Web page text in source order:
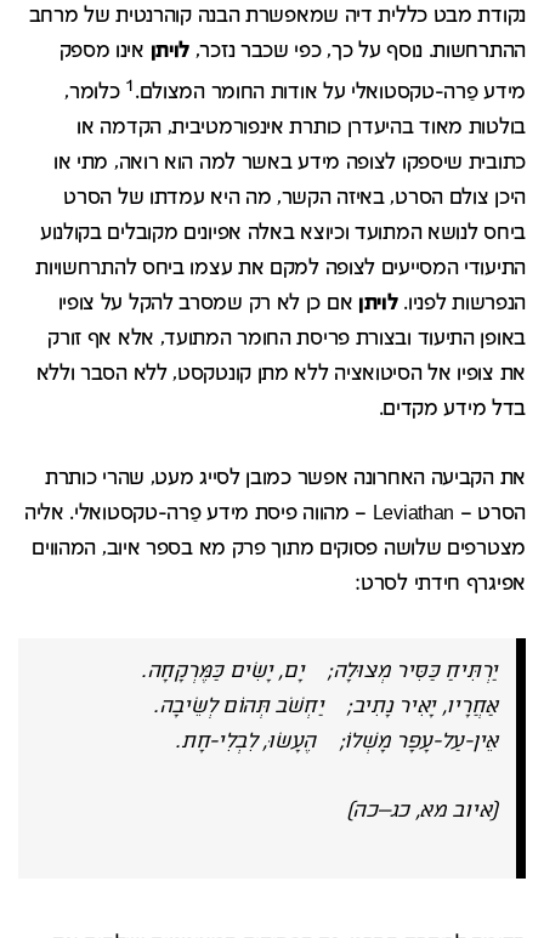
נקודת מבט כללית דיה שמאפשרת הבנה קוהרנטית של מרחב
ההתרחשות. נוסף על כך, כפי שכבר נזכר, לויתן אינו מספק
מידע פַרה-טקסטואלי על אודות החומר המצולם. 1 כלומר,
בולטות מאוד בהיעדרן כותרת אינפורמטיבית, הקדמה או
כתובית שיספקו לצופה מידע באשר למה הוא רואה, מתי או
היכן צולם הסרט, באיזה הקשר, מה היא עמדתו של הסרט
ביחס לנושא המתועד וכיוצא באלה אפיונים מקובלים בקולנוע
התיעודי המסייעים לצופה למקם את עצמו ביחס להתרחשויות
הנפרשות לפניו.לויתן אם כן לא רק שמסרב להקל על צופיו
באופן התיעוד ובצורת פריסת החומר המתועד, אלא אף זורק
את צופיו אל הסיטואציה ללא מתן קונטקסט, ללא הסבר וללא
בדל מידע מקדים.
את הקביעה האחרונה אפשר כמובן לסייג מעט, שהרי כותרת
הסרט – Leviathan – מהווה פיסת מידע פַרה-טקסטואלי. אליה
מצטרפים שלושה פסוקים מתוך פרק מא בספר איוב, המהווים
אפיגרף חידתי לסרט:
יַרְתִּיחַ כַּסִּיר מְצוּלָה; יָם, יָשִׂים כַּמֶּרְקָחָה.
אַחֲרָיו, יָאִיר נָתִיב; יַחְשֹׁב תְּהוֹם לְשֵׂיבָה.
אֵין-עַל-עָפָר מָשְׁלוֹ; הֶעָשׂוּ, לִבְלִי-חָת.
(איוב מא, כג–כה)